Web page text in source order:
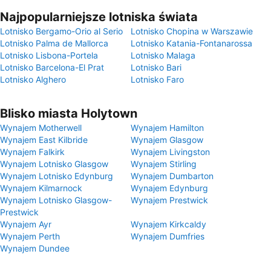
Najpopularniejsze lotniska świata
Lotnisko Bergamo-Orio al Serio
Lotnisko Chopina w Warszawie
Lotnisko Palma de Mallorca
Lotnisko Katania-Fontanarossa
Lotnisko Lisbona-Portela
Lotnisko Malaga
Lotnisko Barcelona-El Prat
Lotnisko Bari
Lotnisko Alghero
Lotnisko Faro
Blisko miasta Holytown
Wynajem Motherwell
Wynajem Hamilton
Wynajem East Kilbride
Wynajem Glasgow
Wynajem Falkirk
Wynajem Livingston
Wynajem Lotnisko Glasgow
Wynajem Stirling
Wynajem Lotnisko Edynburg
Wynajem Dumbarton
Wynajem Kilmarnock
Wynajem Edynburg
Wynajem Lotnisko Glasgow-
Prestwick
Wynajem Prestwick
Wynajem Ayr
Wynajem Kirkcaldy
Wynajem Perth
Wynajem Dumfries
Wynajem Dundee